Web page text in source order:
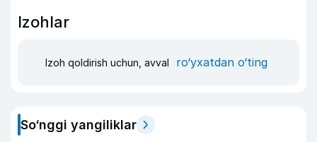
Izohlar
Izoh qoldirish uchun, avval ro‘yxatdan o‘ting
So‘nggi yangiliklar